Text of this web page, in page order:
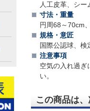
人工皮革、シ
寸法・重量
円周68～70cm
規格・意匠
国際公認球、検
注意事項
空気の入れ過ぎ
い。
この商品は